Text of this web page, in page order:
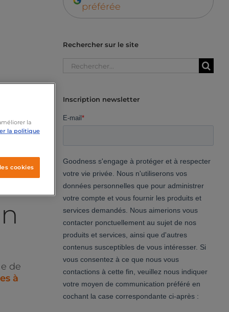
de
à
préférée
Rechercher sur le site
Rechercher:
Inscription newsletter
la
la politique
cookies